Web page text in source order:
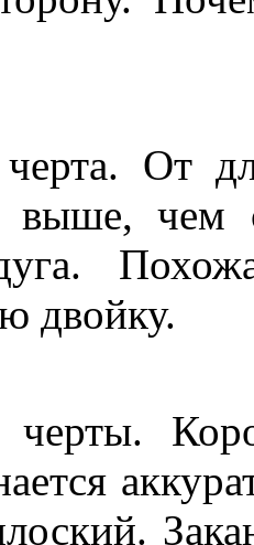
От
выше, чем
двойку.